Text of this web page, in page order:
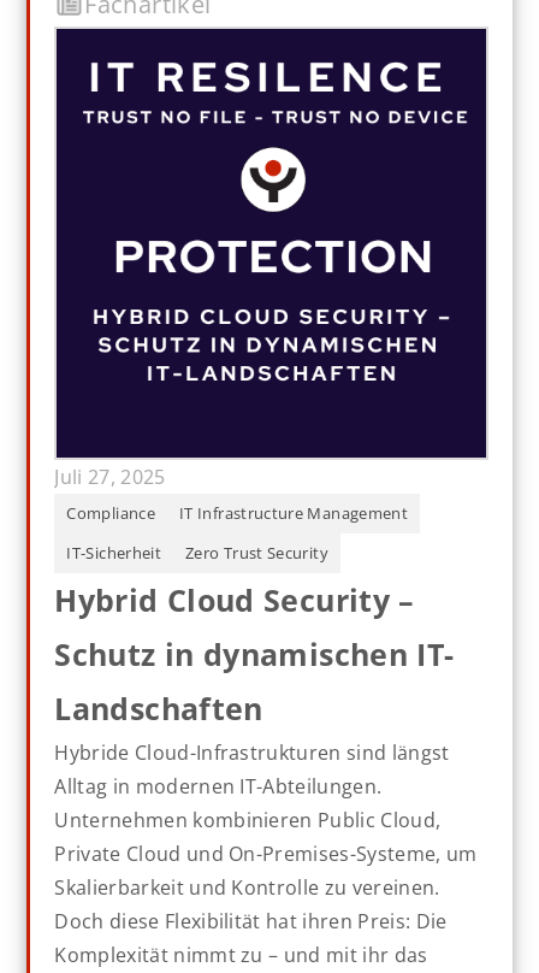
Juli 27, 2025
Compliance
IT Infrastructure Management
IT-Sicherheit
Zero Trust Security
Hybrid Cloud Security –
Schutz in dynamischen IT-
Landschaften
Hybride Cloud-Infrastrukturen sind längst
Alltag in modernen IT-Abteilungen.
Unternehmen kombinieren Public Cloud,
Private Cloud und On-Premises-Systeme, um
Skalierbarkeit und Kontrolle zu vereinen.
Doch diese Flexibilität hat ihren Preis: Die
Komplexität nimmt zu – und mit ihr das